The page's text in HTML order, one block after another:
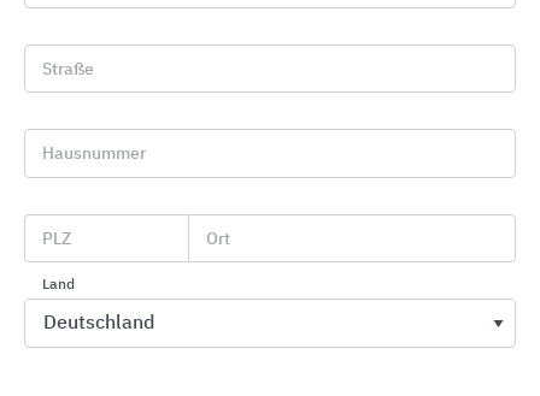
GRÖMO Dachentwässerungszubehör
Straße
Hausnummer
PLZ Ort
Land